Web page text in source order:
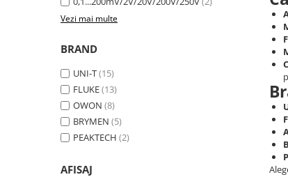
Vezi mai multe
BRAND
UNI-T(15)
FLUKE(13)
OWON (8)
BRYMEN (5)
PEAKTECH (2)
AFISAJ